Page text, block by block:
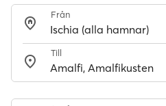
Från
Till